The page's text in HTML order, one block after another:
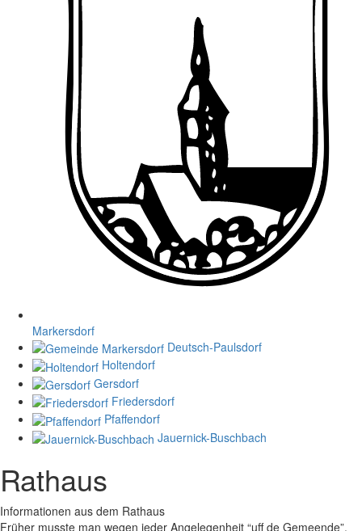
Markersdorf
Deutsch-Paulsdorf
Holtendorf
Gersdorf
Friedersdorf
Pfaffendorf
Jauernick-Buschbach
Rathaus
Informationen aus dem Rathaus
Früher musste man wegen jeder Angelegenheit “uff de Gemeende”,